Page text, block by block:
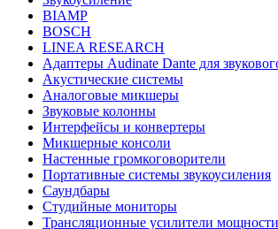
BIAMP
BOSCH
LINEA RESEARCH
Адаптеры Audinate Dante для
Акустические системы
Аналоговые микшеры
Звуковые колонны
Интерфейсы и конвертеры
Микшерные консоли
Настенные громкоговорители
Портативные системы звукоусиления
Саундбары
Студийные мониторы
Трансляционные усилители мощности